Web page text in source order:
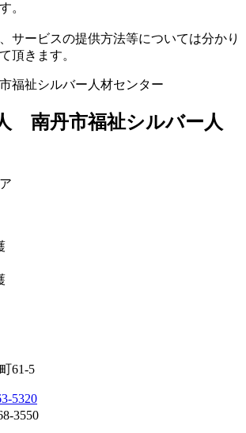
。
サービスの提供方法等については分かり
頂きます。
福祉シルバー人材センター
南丹市福祉シルバー人
61-5
5320
3550